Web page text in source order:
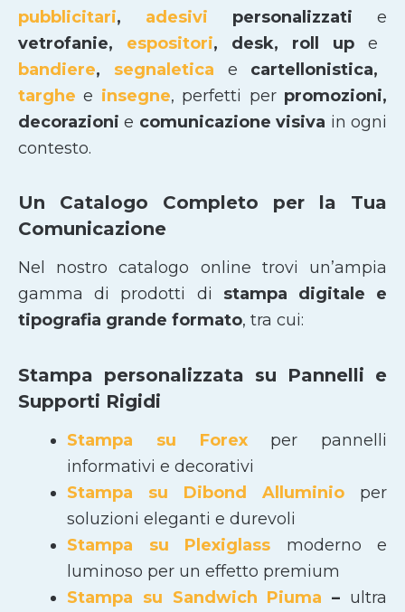
pubblicitari, adesivi personalizzati e
vetrofanie, espositori, desk, roll up e
bandiere, segnaletica e cartellonistica,
targhee insegne, perfetti per promozioni,
decorazionie comunicazione visiva in ogni
contesto.
Un Catalogo Completo per la Tua
Comunicazione
Nel nostro catalogo online trovi un’ampia
gamma di prodotti di stampa digitale e
tipografia grande formato, tra cui:
Stampa personalizzata su Pannelli e
Supporti Rigidi
Stampa su Forexper pannelli
informativi e decorativi
Stampa su Dibond Alluminio per
soluzioni eleganti e durevoli
Stampa su Plexiglass moderno e
luminoso per un effetto premium
Stampa su Sandwich Piuma – ultra